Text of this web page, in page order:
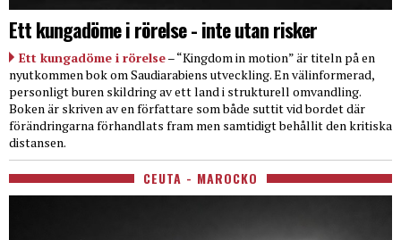
Ett kungadöme i rörelse - inte utan risker
Ett kungadöme i rörelse– “Kingdom in motion” är titeln på en
nyutkommen bok om Saudiarabiens utveckling. En välinformerad,
personligt buren skildring av ett land i strukturell omvandling.
Boken är skriven av en författare som både suttit vid bordet där
förändringarna förhandlats fram men samtidigt behållit den kritiska
distansen.
CEUTA - MAROCKO